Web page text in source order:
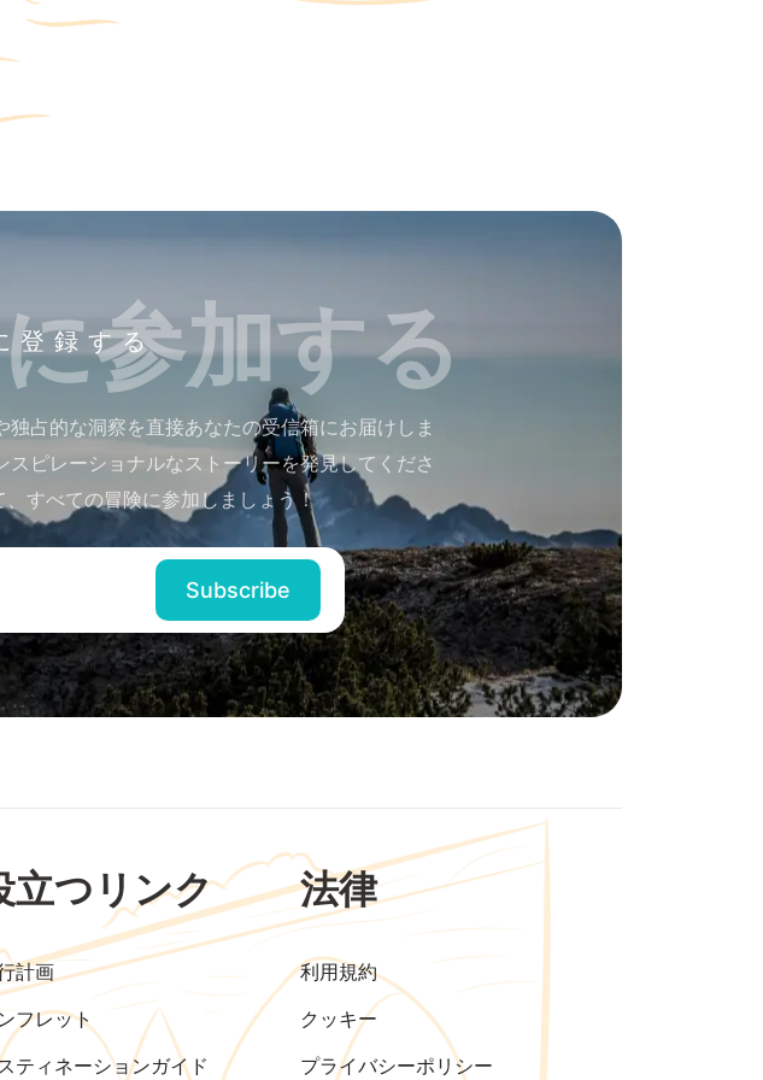
登録する参加する
占的な洞察を直接あなたの受信箱にお届けしま
ピレーショナルなストーリーを発見してくださ
すべての冒険に参加しましょう！
立つリンク
計画
フレット
ティネーションガイド
法律
利用規約
クッキー
プライバシーポリシー